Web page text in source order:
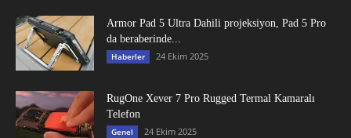
Armor Pad 5 Ultra Dahili projeksiyon, Pad 5 Pro
da beraberinde...
Haberler 24 Ekim 2025
RugOne Xever 7 Pro Rugged Termal Kamaralı
Telefon
Genel 24 Ekim 2025